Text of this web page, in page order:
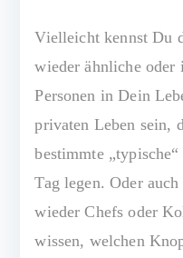
Vielleicht kennst Du
wieder ähnliche oder
Personen in Dein
privaten Leben sein,
bestimmte
Tag legen. Oder
wieder Chefs oder
wissen, welchen